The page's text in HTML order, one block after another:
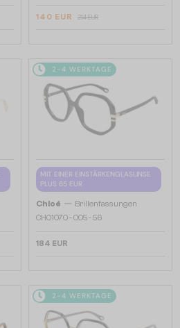
140 EUR 214 EUR
2-4 WERKTAGE
MIT EINER EINSTÄRKENGLASLINSE
PLUS 65 EUR
Chloé — Brillenfassungen
CH0107O - 005 - 56
184 EUR
2-4 WERKTAGE